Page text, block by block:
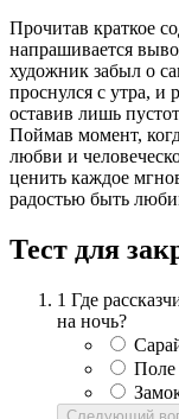
Прочитав краткое
напрашивается
художник забыл о
проснулся с утра,
оставив лишь
Поймав момент,
любви и
ценить каждое
радостью быть
Тест для
1 Где
на ночь?
Поле